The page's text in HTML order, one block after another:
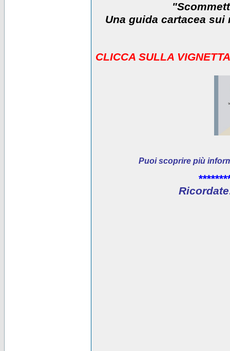
Una guida cartacea
CLICCA SULLA
Puoi scoprire più